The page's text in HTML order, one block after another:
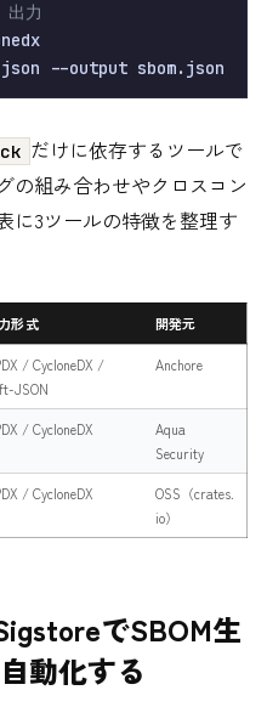
力
だけに依存するツールで
の組み合わせやクロスコン
に3ツールの特徴を整理す
形式 開発元
/ CycloneDX /
JSON
Anchore
/ CycloneDX
Aqua
Security
/ CycloneDX
OSS（crates.
io）
でSBOM生
動化する